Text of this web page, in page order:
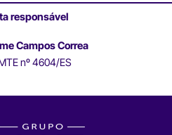
responsável
Campos Correa
nº 4604/ES